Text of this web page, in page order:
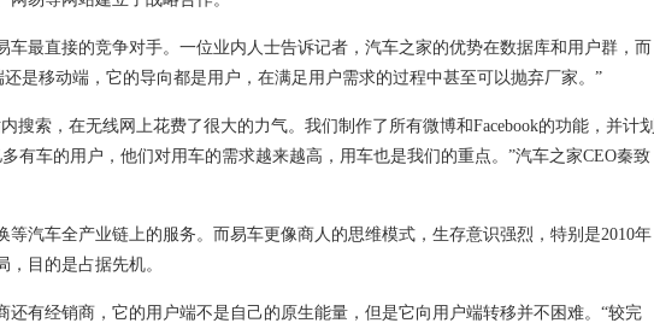
车最直接的竞争对手。一位业内人士告诉记者，汽车之家的优势在数据库和用户群，而
是移动端，它的导向都是用户，在满足用户需求的过程中甚至可以抛弃厂家。”
索，在无线网上花费了很大的力气。我们制作了所有微博和Facebook的功能，并计划
有车的用户，他们对用车的需求越来越高，用车也是我们的重点。”汽车之家CEO秦致
车全产业链上的服务。而易车更像商人的思维模式，生存意识强烈，特别是2010年
目的是占据先机。
经销商，它的用户端不是自己的原生能量，但是它向用户端转移并不困难。“较完